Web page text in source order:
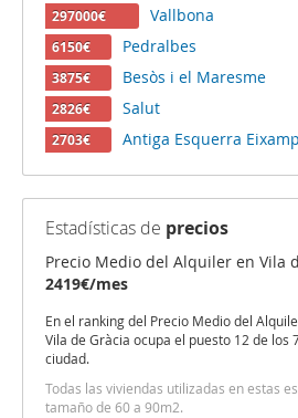
297000€ Vallbona
6150€ Pedralbes
3875€ Besòs i el Maresme
2826€ Salut
2703€ Antiga Esquerra
Estadísticas de precios
Precio Medio del Alquiler en Vila
2419€/mes
En el ranking del Precio Medio del
Vila de Gràcia ocupa el puesto 12 de los
ciudad.
Todas las viviendas utilizadas en estas
tamaño de 60 a 90m2.